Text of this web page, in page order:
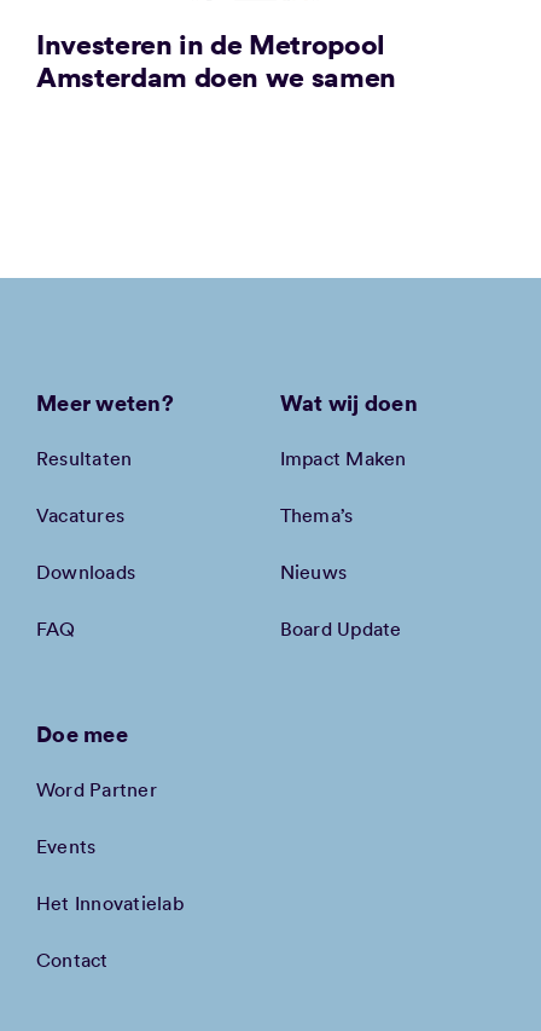
Investeren in de Metropool
Amsterdam doen we samen
Meer weten?
Resultaten
Vacatures
Downloads
FAQ
Wat wij doen
Impact Maken
Thema’s
Nieuws
Board Update
Doe mee
Word Partner
Events
Het Innovatielab
Contact